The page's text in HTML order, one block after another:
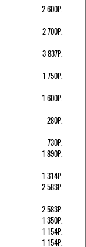
2 600Р.
2 700Р.
3 837Р.
1 750Р.
1 600Р.
280Р.
730Р.
1 890Р.
1 314Р.
2 583Р.
2 583Р.
1 350Р.
1 154Р.
1 154Р.